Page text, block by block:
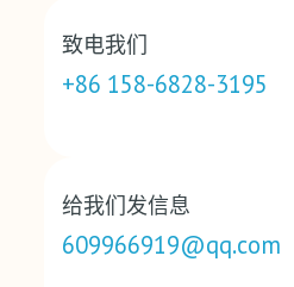
致电我们
+86 158-6828-3195
给我们发信息
609966919@qq.com